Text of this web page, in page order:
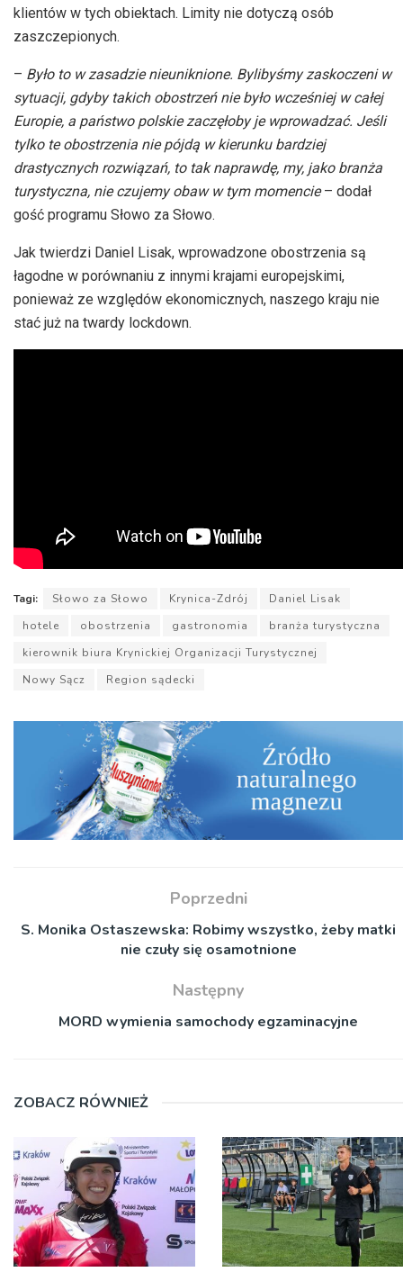
klientów w tych obiektach. Limity nie dotyczą osób
zaszczepionych.
– Było to w zasadzie nieuniknione. Bylibyśmy zaskoczeni w
sytuacji, gdyby takich obostrzeń nie było wcześniej w całej
Europie, a państwo polskie zaczęłoby je wprowadzać. Jeśli
tylko te obostrzenia nie pójdą w kierunku bardziej
drastycznych rozwiązań, to tak naprawdę, my, jako branża
turystyczna, nie czujemy obaw w tym momencie– dodał
gość programu Słowo za Słowo.
Jak twierdzi Daniel Lisak, wprowadzone obostrzenia są
łagodne w porównaniu z innymi krajami europejskimi,
ponieważ ze względów ekonomicznych, naszego kraju nie
stać już na twardy lockdown.
Tagi: Słowo za Słowo Krynica-Zdrój
Daniel Lisak
hotele
obostrzenia gastronomia
branża turystyczna
kierownik biura Krynickiej Organizacji Turystycznej
Nowy Sącz
Region sądecki
Poprzedni
S. Monika Ostaszewska: Robimy wszystko, żeby matki
nie czuły się osamotnione
Następny
MORD wymienia samochody egzaminacyjne
ZOBACZ RÓWNIEŻ